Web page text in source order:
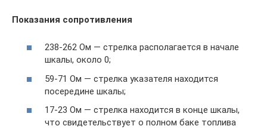
Показания сопротивления
238-262 Ом — стрелка располагается в начале
шкалы, около 0;
59-71 Ом — стрелка указателя находится
посередине шкалы;
17-23 Ом — стрелка находится в конце шкалы,
что свидетельствует о полном баке топлива